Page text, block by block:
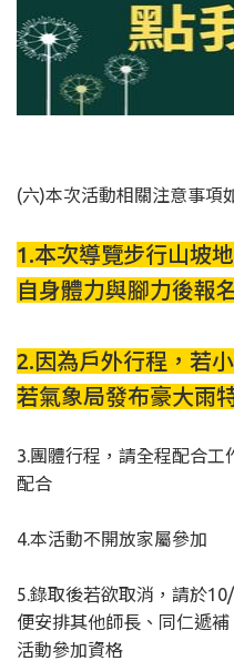
(六)本次活動相關注意事項
1.本次導覽步行山坡
自身體力與腳力後報
2.因為戶外行程，若
若氣象局發布豪大雨
3.團體行程，請全程配合
配合
4.本活動不開放家屬參加
5.錄取後若欲取消，請於
便安排其他師長、同仁遞
活動參加資格